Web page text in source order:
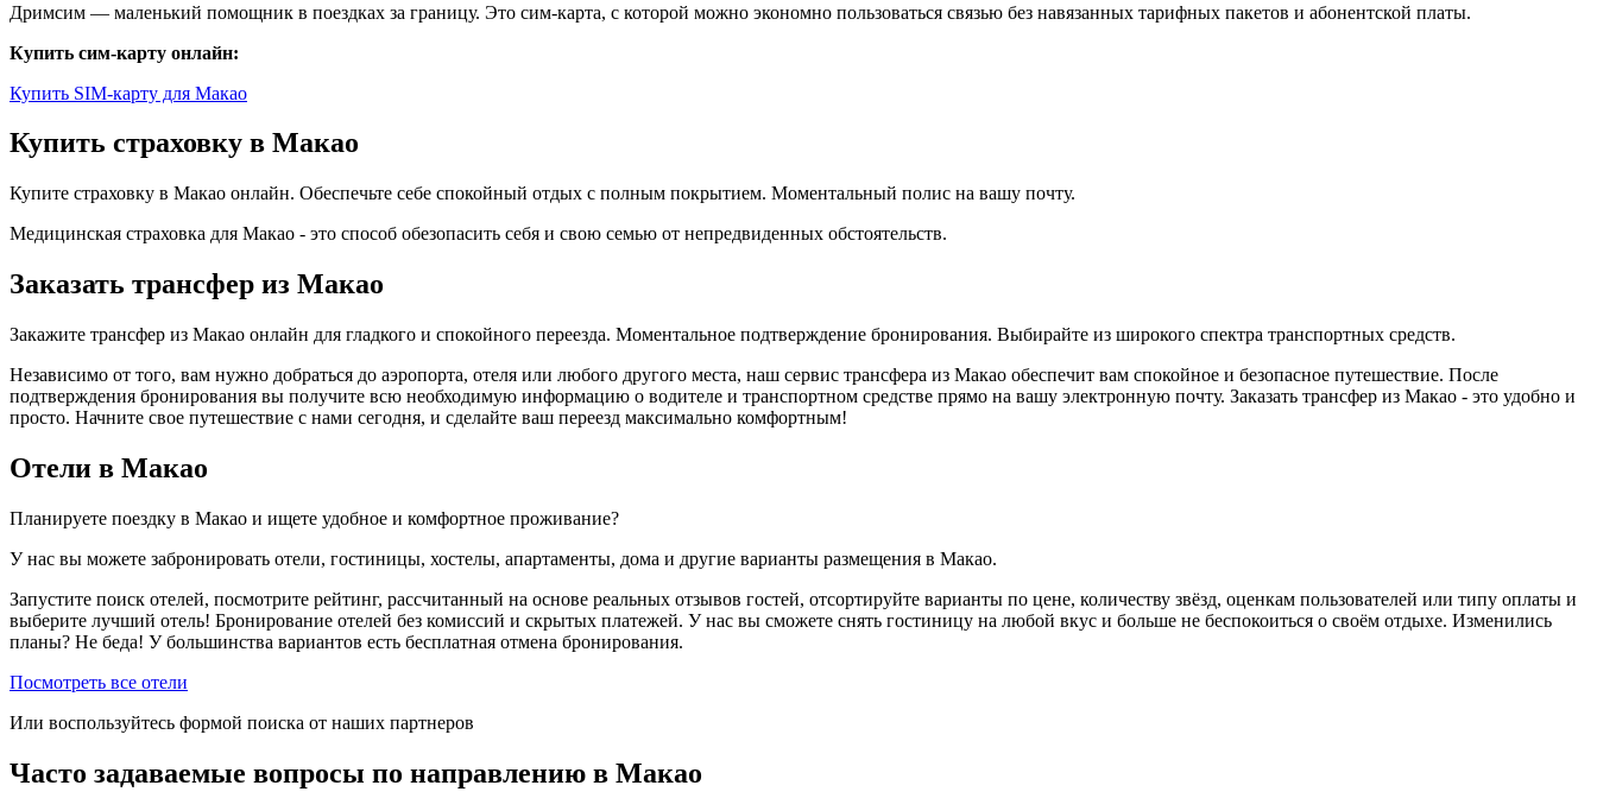
Дримсим — маленький помощник в поездках за границу. Это сим-карта, с которой можно экономно пользоваться связью без навязанных тарифных пакетов и абонентской платы.
Купить сим-карту онлайн:
Купить SIM-карту для Макао
Купить страховку в Макао
Купите страховку в Макао онлайн. Обеспечьте себе спокойный отдых с полным покрытием. Моментальный полис на вашу почту.
Медицинская страховка для Макао - это способ обезопасить себя и свою семью от непредвиденных обстоятельств.
Заказать трансфер из Макао
Закажите трансфер из Макао онлайн для гладкого и спокойного переезда. Моментальное подтверждение бронирования. Выбирайте из широкого спектра транспортных средств.
Независимо от того, вам нужно добраться до аэропорта, отеля или любого другого места, наш сервис трансфера из Макао обеспечит вам спокойное и безопасное путешествие. После
подтверждения бронирования вы получите всю необходимую информацию о водителе и транспортном средстве прямо на вашу электронную почту. Заказать трансфер из Макао - это удобно и
просто. Начните свое путешествие с нами сегодня, и сделайте ваш переезд максимально комфортным!
Отели в Макао
Планируете поездку в Макао и ищете удобное и комфортное проживание?
У нас вы можете забронировать отели, гостиницы, хостелы, апартаменты, дома и другие варианты размещения в Макао.
Запустите поиск отелей, посмотрите рейтинг, рассчитанный на основе реальных отзывов гостей, отсортируйте варианты по цене, количеству звёзд, оценкам пользователей или типу оплаты и
выберите лучший отель! Бронирование отелей без комиссий и скрытых платежей. У нас вы сможете снять гостиницу на любой вкус и больше не беспокоиться о своём отдыхе. Изменились
планы? Не беда! У большинства вариантов есть бесплатная отмена бронирования.
Посмотреть все отели
Или воспользуйтесь формой поиска от наших партнеров
Часто задаваемые вопросы по направлению в Макао